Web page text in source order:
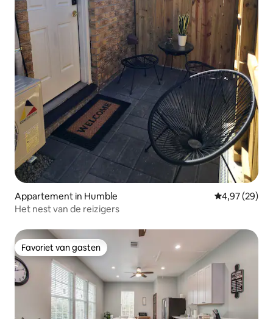
Appartement in Humble Gemiddelde
4,97 (29)
Het nest van de reizigers
Favoriet van gasten
Favoriet van gasten